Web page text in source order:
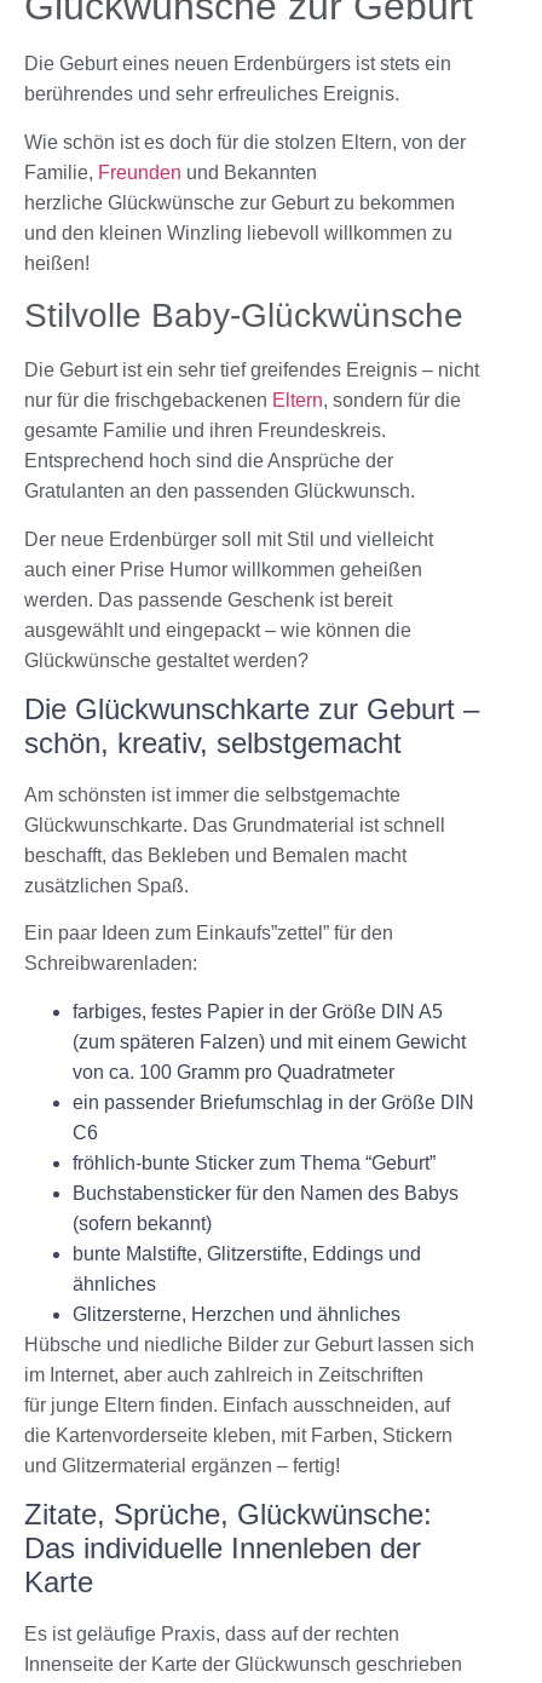
Die Geburt eines neuen Erdenbürgers ist stets ein
berührendes und sehr erfreuliches Ereignis.
Wie schön ist es doch für die stolzen Eltern, von der
Familie, Freunden und Bekannten
herzliche Glückwünsche zur Geburtzu bekommen
und den kleinen Winzling liebevoll willkommen zu
heißen!
Stilvolle Baby-Glückwünsche
Die Geburt ist ein sehr tief greifendes Ereignis – nicht
nur für die frischgebackenen Eltern, sondern für die
gesamte Familie und ihren Freundeskreis.
Entsprechend hoch sind die Ansprüche der
Gratulanten an den passenden Glückwunsch.
Der neue Erdenbürger soll mit Stil und vielleicht
auch einer Prise Humor willkommen geheißen
werden. Das passende Geschenk ist bereit
ausgewählt und eingepackt – wie können die
Glückwünsche gestaltet werden?
Die Glückwunschkarte zur Geburt –
schön, kreativ, selbstgemacht
Am schönsten ist immer die selbstgemachte
Glückwunschkarte. Das Grundmaterial ist schnell
beschafft, das Bekleben und Bemalen macht
zusätzlichen Spaß.
Ein paar Ideen zum Einkaufs”zettel” für den
Schreibwarenladen:
farbiges, festes Papier in der Größe DIN A5
(zum späteren Falzen) und mit einem Gewicht
von ca. 100 Gramm pro Quadratmeter
ein passender Briefumschlag in der Größe DIN
C6
fröhlich-bunte Sticker zum Thema “Geburt”
Buchstabensticker für den Namen des Babys
(sofern bekannt)
bunte Malstifte, Glitzerstifte, Eddings und
ähnliches
Glitzersterne, Herzchen und ähnliches
Hübsche und niedliche Bilder zur Geburt lassen sich
im Internet, aber auch zahlreich in Zeitschriften
für junge Eltern finden. Einfach ausschneiden, auf
die Kartenvorderseite kleben, mit Farben, Stickern
und Glitzermaterial ergänzen – fertig!
Zitate, Sprüche, Glückwünsche:
Das individuelle Innenleben der
Karte
Es ist geläufige Praxis, dass auf der rechten
Innenseite der Karte der Glückwunsch geschrieben